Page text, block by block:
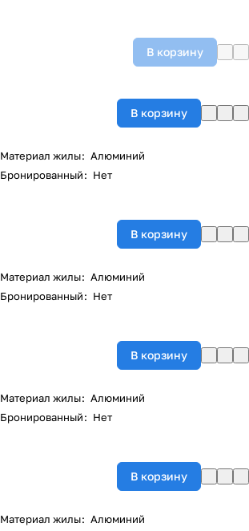
В корзину
В корзину
Материал жилы: Алюминий
Бронированный: Нет
В корзину
Материал жилы: Алюминий
Бронированный: Нет
В корзину
Материал жилы: Алюминий
Бронированный: Нет
В корзину
Материал жилы: Алюминий